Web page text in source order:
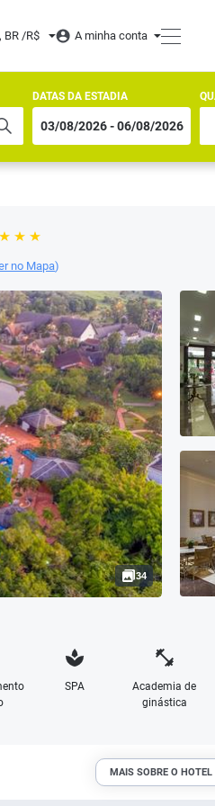
BR /R$ A minha conta
DATAS DA ESTADIA
no Mapa)
34
SPA
Academia de
ginástica
MAIS SOBRE O HOTEL